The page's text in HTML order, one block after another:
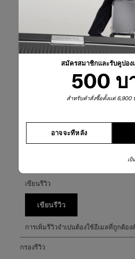
สมัครสมาชิกและรับคูปอง
500 บ
สำหรับคำสั่งซื้อตั้งแต่ 6,900
อาจจะทีหลัง
เป็
เลือกแถวด้านล่างเพื่อกรองบทวิจารณ์
5 ดาวดาว
คะแนนรวม
เขียนรีวิว
เขียนรีวิว
การเพิ่มรีวิวจำเปนต้องใช้อีเมลที่ถูกต้อ
กรองรีวิว